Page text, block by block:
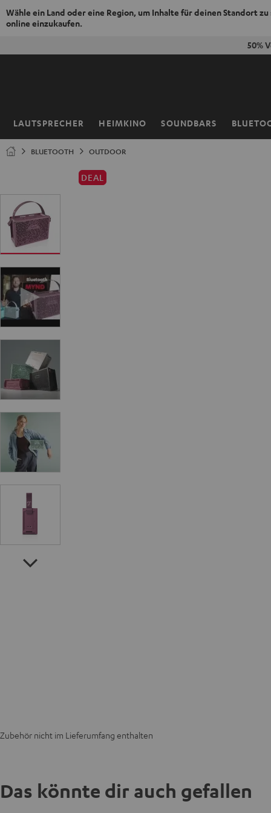
Wähle ein Land oder eine Region, um Inhalte für deinen Standort zu
online einzukaufen.
50%
LAUTSPRECHER HEIMKINO SOUNDBARS
Startseite
BLUETOOTH OUTDOOR
DEAL
Zubehör nicht im Lieferumfang enthalten
Das könnte dir auch gefallen